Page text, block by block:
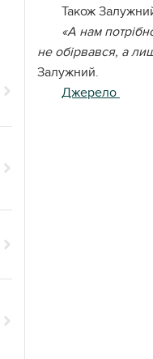
Також
«А нам
не обірвався, а
Залужний.
Джерело